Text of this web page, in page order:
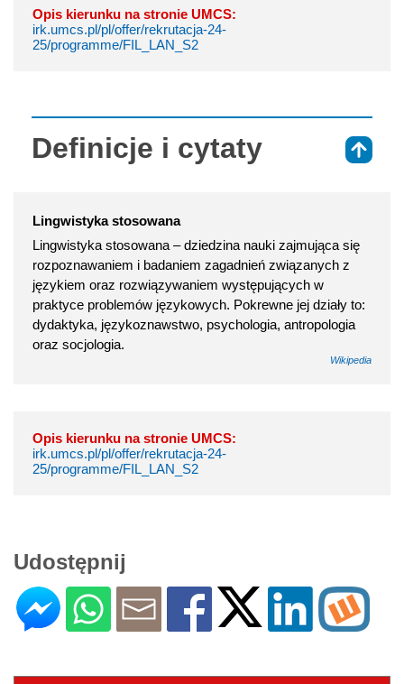
Opis kierunku na stronie UMCS:
irk.umcs.pl/pl/offer/rekrutacja-24-
25/programme/FIL_LAN_S2
Definicje i cytaty
Lingwistyka stosowana
Lingwistyka stosowana – dziedzina nauki zajmująca się
rozpoznawaniem i badaniem zagadnień związanych z
językiem oraz rozwiązywaniem występujących w
praktyce problemów językowych. Pokrewne jej działy to:
dydaktyka, językoznawstwo, psychologia, antropologia
oraz socjologia.
Wikipedia
Opis kierunku na stronie UMCS:
irk.umcs.pl/pl/offer/rekrutacja-24-
25/programme/FIL_LAN_S2
Udostępnij